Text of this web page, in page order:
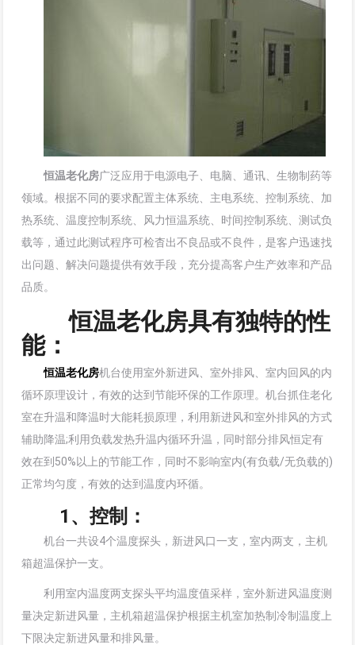
恒温老化房广泛应用于电源电子、电脑、通讯、生物制药等
领域。根据不同的要求配置主体系统、主电系统、控制系统、加
热系统、温度控制系统、风力恒温系统、时间控制系统、测试负
载等，通过此测试程序可检杳出不良品或不良件，是客户迅速找
出问题、解决问题提供有效手段，充分提高客户生产效率和产品
品质。
恒温老化房具有独特的性
能：
恒温老化房机台使用室外新进风、室外排风、室内回风的内
循环原理设计，有效的达到节能环保的工作原理。机台抓住老化
室在升温和降温时大能耗损原理，利用新进风和室外排风的方式
辅助降温;利用负载发热升温内循环升温，同时部分排风恒定有
效在到50%以上的节能工作，同时不影响室内(有负载/无负载的)
正常均匀度，有效的达到温度内环循。
1、控制：
机台一共设4个温度探头，新进风口一支，室内两支，主机
箱超温保护一支。
利用室内温度两支探头平均温度值采样，室外新进风温度测
量决定新进风量，主机箱超温保护根据主机室加热制冷制温度上
下限决定新进风量和排风量。